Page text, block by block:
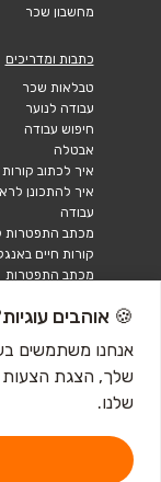
מחשבון שכר
כתבות ומדריכים
טבלאות שכר
עבודה לנוער
חיפוש עבודה
אבטלה
איך לכתוב קורות
איך להתכונן
עבודה
מכתב התפטרות
קורות חיים
מכתב התפטרות
🍪 אוהבים
שלך, הצגת הצעות
שלנו.